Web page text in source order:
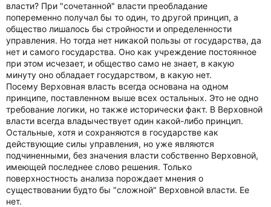
власти? При "сочетанной" власти преобладание
попеременно получал бы то один, то другой принцип, а
общество лишалось бы стройности и определенности
управления. Но тогда нет никакой пользы от государства, да
нет и самого государства. Оно как учреждение постоянное
при этом исчезает, и общество само не знает, в какую
минуту оно обладает государством, в какую нет.
Посему Верховная власть всегда основана на одном
принципе, поставленном выше всех остальных. Это не одно
требование логики, но также исторически факт. В Верховной
власти всегда владычествует один какой-либо принцип.
Остальные, хотя и сохраняются в государстве как
действующие силы управления, но уже являются
подчиненными, без значения власти собственно Верховной,
имеющей последнее слово решения. Только
поверхностность анализа порождает мнения о
существовании будто бы "сложной" Верховной власти. Ее
нет.